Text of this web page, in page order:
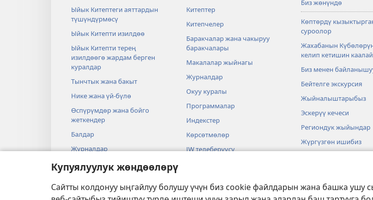
Купуялуулук жөндөөлөрү
Сайтты колдонуу ыңгайлуу болушу үчүн биз cookie файлдарын жана башка
Ыйык Китептеги аяттардын
түшүндүрмөсү
Ыйык Китепти изилдөө
Ыйык Китепти терең
изилдөөгө жардам берген
куралдар
Тынчтык жана бакыт
Нике жана үй-бүлө
Өспүрүмдөр жана бойго
жеткендер
Балдар
Журналдар
Илим жана Ыйык Китеп
Китептер
Китепчелер
Баракчалар жана чакыруу
баракчалары
Макалалар жыйнагы
Журналдар
Окуу куралы
Программалар
Индекстер
Көрсөтмөлөр
JW телеберүүсү
Аудиодрамалар
Биз жөнүндө
Көптөрдү
суроолор
Жахабанын
келип кетишин
Биз менен
Бейтелге экскурсия
Жыйналыштарыбыз
Эскерүү кечеси
Региондук жыйындар
Жүргүзгөн ишибиз